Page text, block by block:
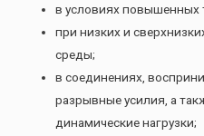
в условиях повышенных
при низких и
среды;
в соединениях,
разрывные усилия, а
динамические нагрузки;